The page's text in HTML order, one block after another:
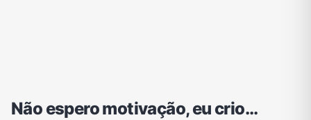
Não espero motivação, eu crio...